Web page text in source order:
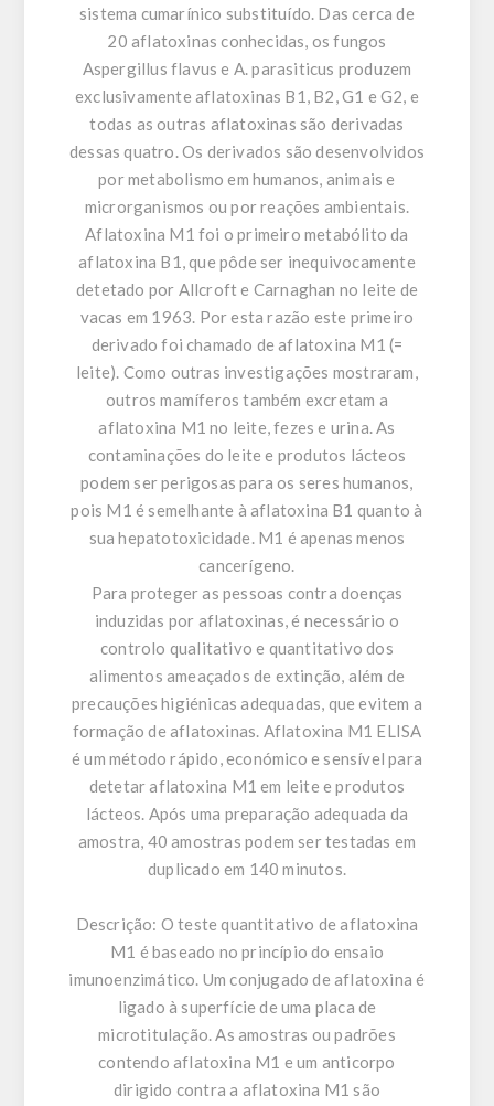
sistema cumarínico substituído. Das cerca de
20 aflatoxinas conhecidas, os fungos
Aspergillus flavus e A. parasiticus produzem
exclusivamente aflatoxinas B1, B2, G1 e G2, e
todas as outras aflatoxinas são derivadas
dessas quatro. Os derivados são desenvolvidos
por metabolismo em humanos, animais e
microrganismos ou por reações ambientais.
Aflatoxina M1 foi o primeiro metabólito da
aflatoxina B1, que pôde ser inequivocamente
detetado por Allcroft e Carnaghan no leite de
vacas em 1963. Por esta razão este primeiro
derivado foi chamado de aflatoxina M1 (=
leite). Como outras investigações mostraram,
outros mamíferos também excretam a
aflatoxina M1 no leite, fezes e urina. As
contaminações do leite e produtos lácteos
podem ser perigosas para os seres humanos,
pois M1 é semelhante à aflatoxina B1 quanto à
sua hepatotoxicidade. M1 é apenas menos
cancerígeno.
Para proteger as pessoas contra doenças
induzidas por aflatoxinas, é necessário o
controlo qualitativo e quantitativo dos
alimentos ameaçados de extinção, além de
precauções higiénicas adequadas, que evitem a
formação de aflatoxinas. Aflatoxina M1 ELISA
é um método rápido, económico e sensível para
detetar aflatoxina M1 em leite e produtos
lácteos. Após uma preparação adequada da
amostra, 40 amostras podem ser testadas em
duplicado em 140 minutos.
Descrição: O teste quantitativo de aflatoxina
M1 é baseado no princípio do ensaio
imunoenzimático. Um conjugado de aflatoxina é
ligado à superfície de uma placa de
microtitulação. As amostras ou padrões
contendo aflatoxina M1 e um anticorpo
dirigido contra a aflatoxina M1 são